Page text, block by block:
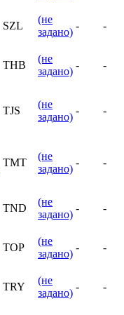
SZL
(не
задано)
- -
THB
(не
задано)
- -
TJS
(не
задано)
- -
TMT
(не
задано)
- -
TND
(не
задано)
- -
TOP
(не
задано)
- -
TRY
(не
задано)
- -